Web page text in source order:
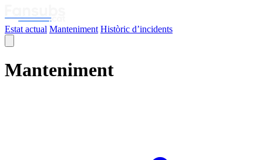
Estat actual Manteniment Històric d’incidents
Manteniment